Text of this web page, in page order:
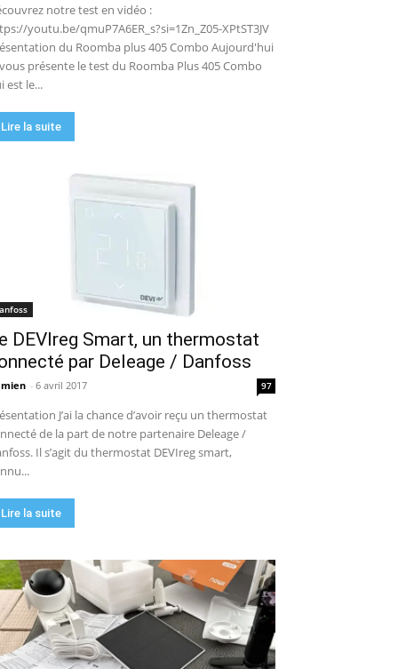
notre test en vidéo :
youtu.be/qmuP7A6ER_s?si=1Zn_Z05-XPtST3JV
du Roomba plus 405 Combo Aujourd'hui
présente le test du Roomba Plus 405 Combo
est le...
Lire la suite
DEVIreg Smart, un thermostat
par Deleage / Danfoss
- 6 avril 2017 97
J’ai la chance d’avoir reçu un thermostat
de la part de notre partenaire Deleage /
Il s’agit du thermostat DEVIreg smart,
Lire la suite